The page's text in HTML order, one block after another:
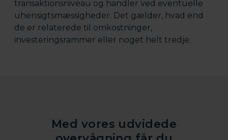
transaktionsniveau og handler ved eventuelle
uhensigtsmæssigheder. Det gælder, hvad end
de er relaterede til omkostninger,
investeringsrammer eller noget helt tredje.
Med vores udvidede